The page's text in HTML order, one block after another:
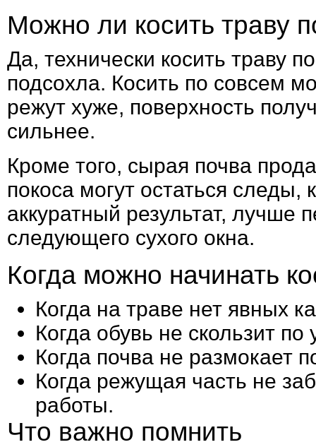
Можно ли косить траву
Да, технически косить траву
подсохла. Косить по совсем
режут хуже, поверхность
сильнее.
Кроме того, сырая почва
покоса могут остаться
аккуратный результат, лучше
следующего сухого окна.
Когда можно начинать
Когда на траве нет явных
Когда обувь не скользит по
Когда почва не размокает
Когда режущая часть не
работы.
Что важно помнить